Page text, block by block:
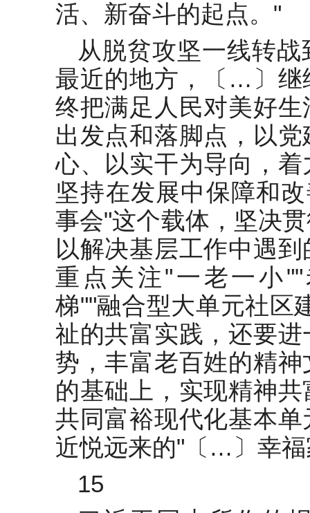
活、新奋斗的起点。"
从脱贫攻坚一线转
最近的地方，〔…〕继
终把满足人民对美好
出发点和落脚点，以
心、以实干为导向，
坚持在发展中保障和
事会"这个载体，坚决
以解决基层工作中遇
重点关注"一老一小
梯""融合型大单元社区
祉的共富实践，还要
势，丰富老百姓的精
的基础上，实现精神
共同富裕现代化基本
近悦远来的"〔…〕幸福
15